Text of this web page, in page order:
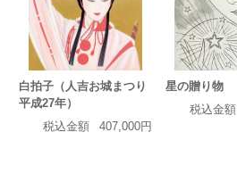
白拍子（人吉お城まつり
平成27年）
税込金額
407,000円
星の贈り物
税込金額